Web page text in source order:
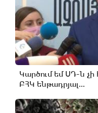
Կարծում եմ ՍԴ-ն չի
ԲՀԿ ենթադրյալ...